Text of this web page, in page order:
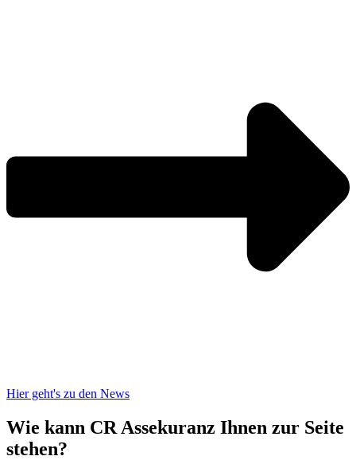
Hier geht's zu den News
Wie kann CR Assekuranz Ihnen zur Seite
stehen?